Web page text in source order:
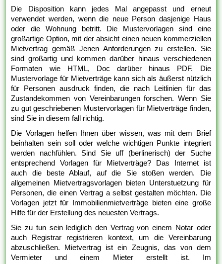
Die Disposition kann jedes Mal angepasst und erneut
verwendet werden, wenn die neue Person dasjenige Haus
oder die Wohnung betritt. Die Mustervorlagen sind eine
großartige Option, mit der absicht einen neuen kommerziellen
Mietvertrag gemäß Jenen Anforderungen zu erstellen. Sie
sind großartig und kommen darüber hinaus verschiedenen
Formaten wie HTML, Doc darüber hinaus PDF. Die
Mustervorlage für Mietverträge kann sich als äußerst nützlich
für Personen ausdruck finden, die nach Leitlinien für das
Zustandekommen von Vereinbarungen forschen. Wenn Sie
zu gut geschriebenen Mustervorlagen für Mietverträge finden,
sind Sie in diesem fall richtig.
Die Vorlagen helfen Ihnen über wissen, was mit dem Brief
beinhalten sein soll oder welche wichtigen Punkte integriert
werden nachfühlen. Sind Sie uff (berlinerisch) der Suche
entsprechend Vorlagen für Mietverträge? Das Internet ist
auch die beste Ablauf, auf die Sie stoßen werden. Die
allgemeinen Mietvertragsvorlagen bieten Unterstuetzung für
Personen, die einen Vertrag a selbst gestalten möchten. Die
Vorlagen jetzt für Immobilienmietverträge bieten eine große
Hilfe für der Erstellung des neuesten Vertrags.
Sie zu tun sein lediglich den Vertrag von einem Notar oder
auch Registrar registrieren kontext, um die Vereinbarung
abzuschließen. Mietvertrag ist ein Zeugnis, das von dem
Vermieter und einem Mieter erstellt ist. Im